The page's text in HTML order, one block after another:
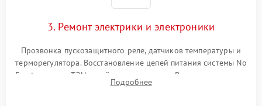
3. Ремонт электрики и электроники
Прозвонка пускозащитного реле, датчиков температуры и
терморегулятора. Восстановление цепей питания системы No
Frost, включая ТЭН оттайки и вентилятор. Ремонт или замена
платы управления при сбоях алгоритмов.
Подробнее